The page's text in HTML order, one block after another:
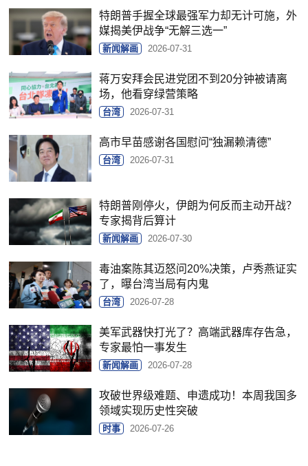
特朗普手握全球最强军力却无计可施，外
媒揭美伊战争“无解三选一”
新闻解画 2026-07-31
蒋万安拜会民进党团不到20分钟被请离
场，他看穿绿营策略
台湾 2026-07-31
高市早苗感谢各国慰问“独漏赖清德”
台湾 2026-07-31
特朗普刚停火，伊朗为何反而主动开战？
专家揭背后算计
新闻解画 2026-07-30
毒油案陈其迈怒问20%决策，卢秀燕证实
了，曝台湾当局有内鬼
台湾 2026-07-28
美军武器快打光了？高端武器库存告急，
专家最怕一事发生
新闻解画 2026-07-28
攻破世界级难题、申遗成功！本周我国多
领域实现历史性突破
时事 2026-07-26